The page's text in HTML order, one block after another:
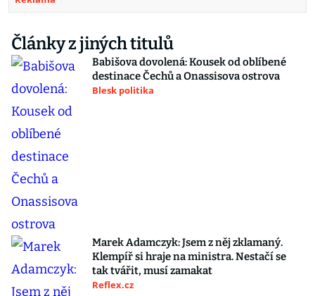
Články z jiných titulů
Babišova dovolená: Kousek od oblíbené
destinace Čechů a Onassisova ostrova
Blesk politika
Marek Adamczyk: Jsem z něj zklamaný.
Klempíř si hraje na ministra. Nestačí se
tak tvářit, musí zamakat
Reflex.cz